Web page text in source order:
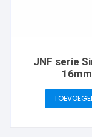
JNF serie